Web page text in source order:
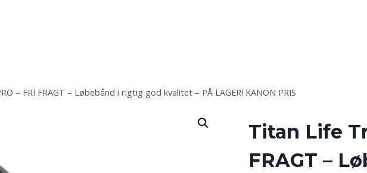
– FRI FRAGT – Løbebånd i rigtig god kvalitet – PÅ LAGER! KANON PRIS
Titan Life
FRAGT –